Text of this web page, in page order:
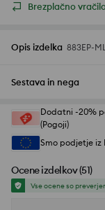
Brezplačno
Opis izdelka 883EP-
Sestava in nega
Dodatni -20%
(Pogoji)
Smo podjetje iz
Ocene izdelkov(51)
Vse ocene so